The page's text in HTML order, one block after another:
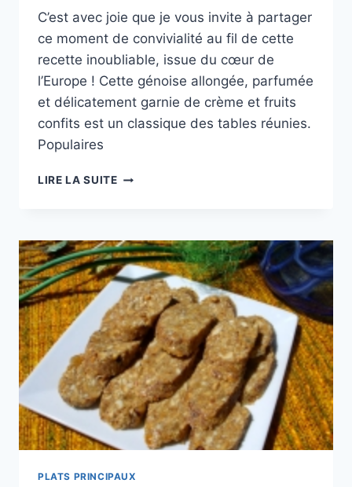
C’est avec joie que je vous invite à partager
ce moment de convivialité au fil de cette
recette inoubliable, issue du cœur de
l’Europe ! Cette génoise allongée, parfumée
et délicatement garnie de crème et fruits
confits est un classique des tables réunies.
Populaires
LIRE LA SUITECUISINE
PLATS PRINCIPAUX